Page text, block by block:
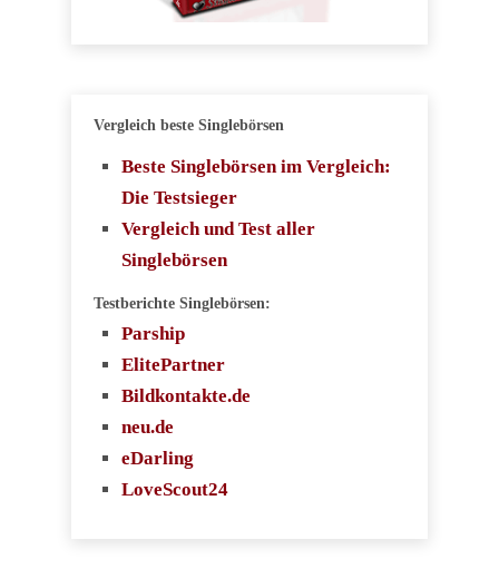
Vergleich beste Singlebörsen
Beste Singlebörsen im Vergleich:
Die Testsieger
Vergleich und Test aller
Singlebörsen
Testberichte Singlebörsen:
Parship
ElitePartner
Bildkontakte.de
neu.de
eDarling
LoveScout24